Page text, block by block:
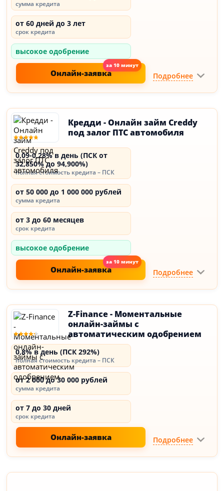
сумма кредита
от 60 дней до 3 лет
срок кредита
высокое одобрение
Онлайн-заявка Подробнее
Кредди - Онлайн займ Creddy
под залог ПТС автомобиля
0,09-0,28% в день (ПСК от
32,850% до 94,900%)
полная стоимость кредита – ПСК
от 50 000 до 1 000 000 рублей
сумма кредита
от 3 до 60 месяцев
срок кредита
высокое одобрение
Онлайн-заявка Подробнее
Z-Finance - Моментальные
онлайн-займы с
автоматическим одобрением
0,8% в день (ПСК 292%)
полная стоимость кредита – ПСК
от 2 000 до 30 000 рублей
сумма кредита
от 7 до 30 дней
срок кредита
Онлайн-заявка Подробнее